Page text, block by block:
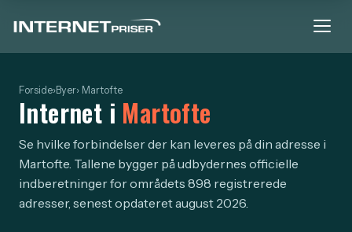
Forside›Byer› Martofte
Internet i Martofte
Se hvilke forbindelser der kan leveres på din adresse i
Martofte. Tallene bygger på udbydernes officielle
indberetninger for områdets 898 registrerede
adresser, senest opdateret august 2026.